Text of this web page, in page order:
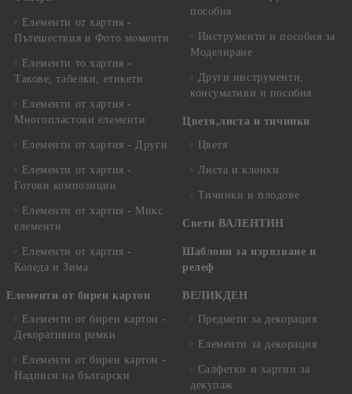
Елементи от хартия -
Пътешествия и Фото моменти
Елементи то хартия -
Такове, табелки, етикети
Елементи от хартия -
Многопластови елементи
Елементи от хартия - Други
Елементи от хартия -
Готови композиции
Елементи от хартия - Микс
елементи
Елементи от хартия -
Коледа и Зима
Елементи от бирен картон
Елементи от бирен картон -
Декоративни рамки
Елементи от бирен картон -
Надписи на български
пособия
Инструменти и пособия за
Моделиране
Други инструменти,
консумативи и пособия
Цветя,листа и тичинки
Цветя
Листа и клонки
Тичинки и плодове
Свети ВАЛЕНТИН
Шаблони за изрязване и
релеф
ВЕЛИКДЕН
Предмети за декорация
Елементи за декорация
Салфетки и хартии за
декупаж